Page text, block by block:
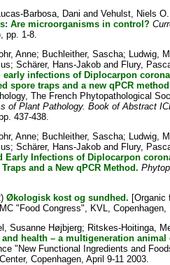
Barbosa, Dani andVehulst, Niels O.
Are microorganisms in control?
pp. 1-8.
Anne; Buchleither, Sascha; Ludwig,
;Schärer, Hans-Jakob and Flury,
early infections of Diplocarpon
spore traps and a new qPCR
The French Phytopathological
of Plant Pathology. Book of Abstract
437-438.
Anne; Buchleither, Sascha; Ludwig,
;Schärer, Hans-Jakob and Flury,
Early Infections of Diplocarpon
and a New qPCR Method.
Økologisk kost og sundhed. [Organic
"Food Congress", KVL, Copenhagen,
Susanne Højbjerg; Ritskes-Hoitinga,
health – a multigeneration animal
"New Functional Ingredients and
Copenhagen, April 9-11 2003.